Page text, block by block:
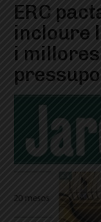
ERC
incloure
i